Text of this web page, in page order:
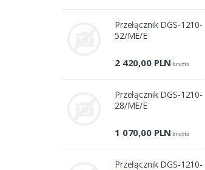
Przełącznik DGS-1210-
52/ME/E
2 420,00 PLN brutto
Przełącznik DGS-1210-
28/ME/E
1 070,00 PLN brutto
Przełącznik DGS-1210-